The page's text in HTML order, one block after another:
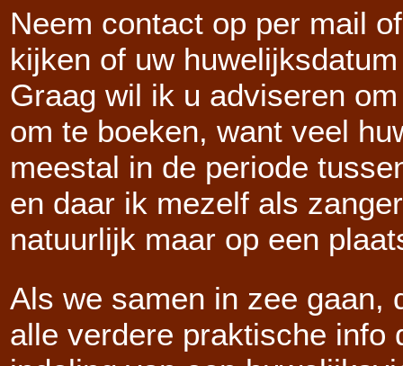
Neem contact op per mail
kijken of uw
Graag wil ik u adviseren
om te boeken, want veel
meestal in de periode
en daar ik mezelf als
natuurlijk maar op een
Als we samen in zee gaan,
alle verdere praktische info